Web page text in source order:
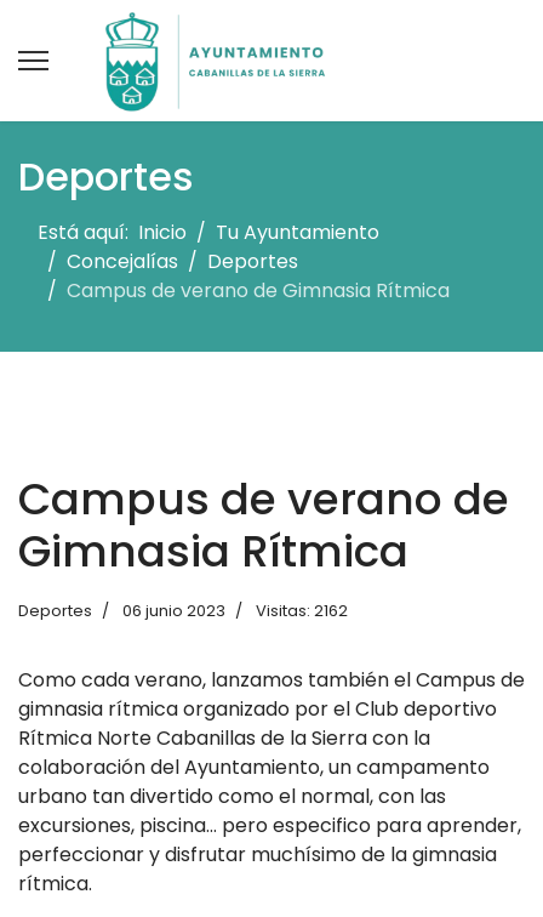
Deportes
Está aquí: Inicio
Tu Ayuntamiento
Concejalías
Deportes
Campus de verano de Gimnasia Rítmica
Campus de verano de
Gimnasia Rítmica
Deportes 06 junio 2023 Visitas: 2162
Como cada verano, lanzamos también el Campus de
gimnasia rítmica organizado por el Club deportivo
Rítmica Norte Cabanillas de la Sierra con la
colaboración del Ayuntamiento, un campamento
urbano tan divertido como el normal, con las
excursiones, piscina... pero especifico para aprender,
perfeccionar y disfrutar muchísimo de la gimnasia
rítmica.